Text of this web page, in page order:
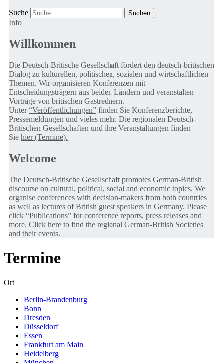
Suche
Info
Willkommen
Die Deutsch-Britische Gesellschaft fördert den deutsch-britischen
Dialog zu kulturellen, politischen, sozialen und wirtschaftlichen
Themen. Wir organisieren Konferenzen mit
Entscheidungsträgern aus beiden Ländern und veranstalten
Vorträge von britischen Gastrednern.
Unter“Veröffentlichungen” finden Sie Konferenzberichte,
Pressemeldungen und vieles mehr. Die regionalen Deutsch-
Britischen Gesellschaften und ihre Veranstaltungen finden
Sie hier (Termine).
Welcome
The Deutsch-Britische Gesellschaft promotes German-British
discourse on cultural, political, social and economic topics. We
organise conferences with decision-makers from both countries
as well as lectures of British guest speakers in Germany. Please
click “Publications” for conference reports, press releases and
more. Click here to find the regional German-British Societies
and their events.
Termine
Ort
Berlin-Brandenburg
Bonn
Dresden
Düsseldorf
Essen
Frankfurt am Main
Heidelberg